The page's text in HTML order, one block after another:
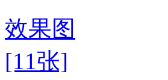
效果图
[11张]